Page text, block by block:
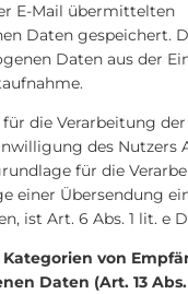
E-Mail übermittelten
Daten gespeichert.
Daten aus der
die Verarbeitung
des Nutzers
für die
einer Übersendung
ist Art. 6 Abs. 1 lit. e
von
Daten (Art. 13 Abs.